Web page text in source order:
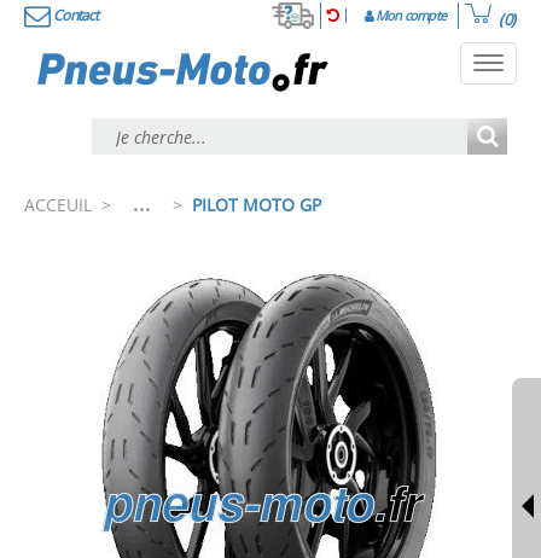
Contact Mon compte (0)
ACCEUIL > ... > PILOT MOTO GP